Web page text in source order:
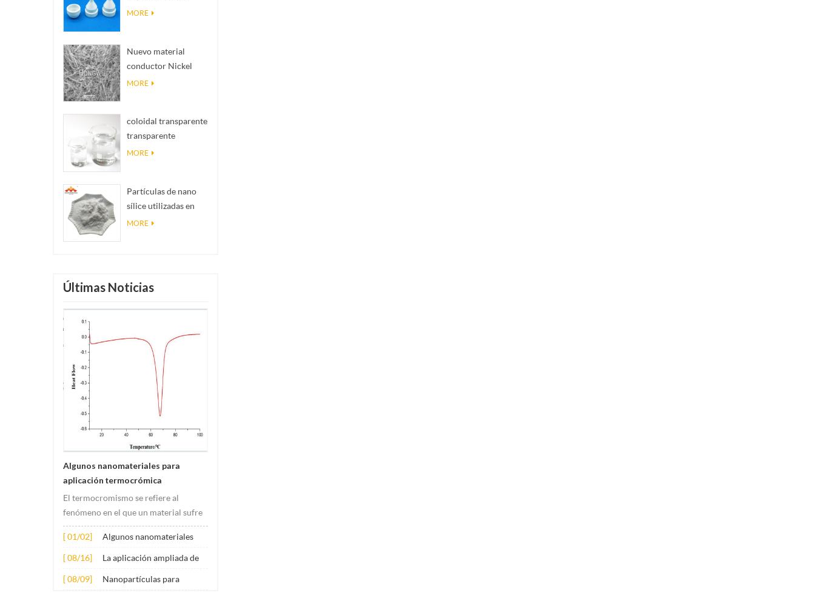
cerámica de
imposibles en
realidad
MORE
Nuevo material
conductor Nickel
NanOwires Ninws
MORE
coloidal transparente
transparente
antibacteriano nano
MORE
Partículas de nano
sílice utilizadas en
resina epoxi, polvo
MORE
Últimas Noticias
Algunos nanomateriales para
aplicación termocrómica
El termocromismo se refiere al
fenómeno en el que un material sufre
cambios de color debido a cambios de
temperatura. Este cambio suele ser
causado por cambios en la estructura
Su principio de aplicación involucr...
[ 01/02]
Algunos nanomateriales
[ 08/16]
La aplicación ampliada de
[ 08/09]
Nanopartículas para